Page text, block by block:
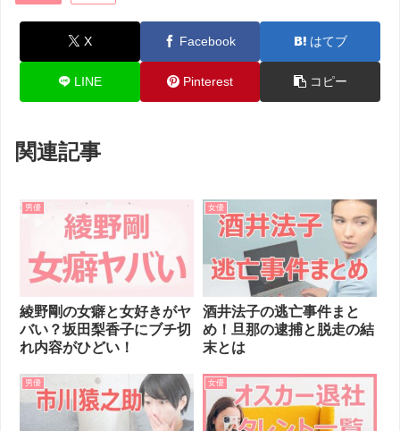
X Facebook はてブ
LINE Pinterest コピー
関連記事
男優
綾野剛の女癖と女好きがヤ
バい？坂田梨香子にブチ切
れ内容がひどい！
女優
酒井法子の逃亡事件まと
め！旦那の逮捕と脱走の結
末とは
男優 女優